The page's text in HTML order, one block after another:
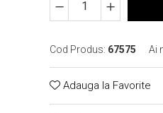
Cod Produs: 67575 Ai
Adauga la Favorite